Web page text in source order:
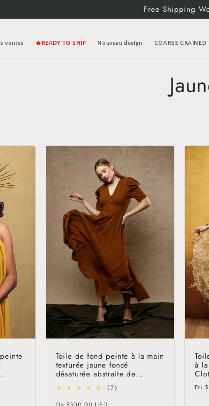
Free Shipping
ventes 🔥READY TO SHIP Nouveau design COARSE GRAINED
C
l
n
:
Toile de fond peinte à la main
texturée jaune foncé
désaturée abstraite de
Clotstudio #clot140
(2)
Prix
à
Prix
Du